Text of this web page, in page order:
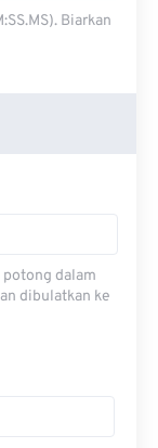
Biarkan
dalam
dibulatkan ke